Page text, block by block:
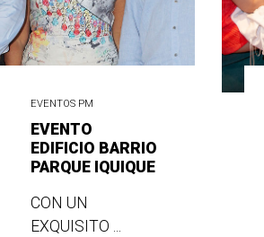
EVENTOS PM
EVENTO
EDIFICIO BARRIO
PARQUE IQUIQUE
CON UN
EXQUISITO ...